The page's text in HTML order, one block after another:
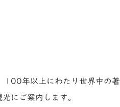
100年以上にわたり世界中の著
にご案内します。